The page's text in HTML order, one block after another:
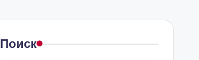
Поиск